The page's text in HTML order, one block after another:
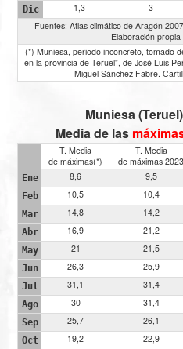
Dic 1,3 3
Fuentes: Atlas climático de Aragón
Elaboración
(*) Muniesa, periodo inconcreto, tomado
en la provincia de Teruel", de José Luis
Miguel Sánchez Fabre.
Muniesa
Media de las
T. Media
de máximas(*)
T. Media
de máximas 2023
Ene 8,6 9,5
Feb 10,5 10,4
Mar 14,8 14,2
Abr 16,9 21,2
May 21 21,5
Jun 26,3 25,9
Jul 31,1 31,4
Ago 30 31,4
Sep 25,7 26,1
Oct 19,2 22,9